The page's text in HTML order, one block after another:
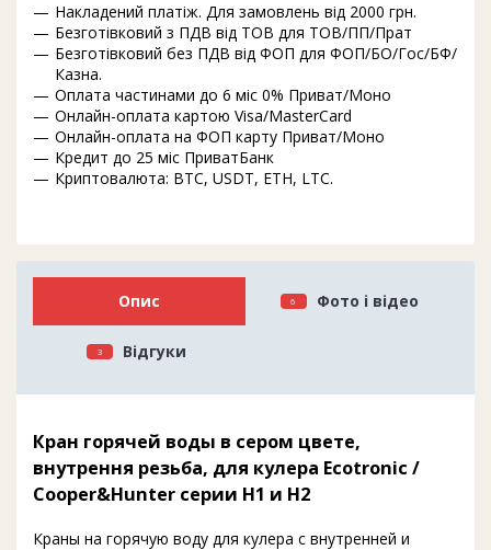
Накладений платіж. Для замовлень від 2000 грн.
Безготівковий з ПДВ від ТОВ для ТОВ/ПП/Прат
Безготівковий без ПДВ від ФОП для ФОП/БО/Гос/БФ/
Казна.
Оплата частинами до 6 міс 0% Приват/Моно
Онлайн-оплата картою Visa/MasterCard
Онлайн-оплата на ФОП карту Приват/Моно
Кредит до 25 міс ПриватБанк
Криптовалюта: BTC, USDT, ETH, LTC.
Опис 6 Фото і відео
3 Відгуки
Кран горячей воды в сером цвете,
внутрення резьба, для кулера Ecotronic /
Cooper&Hunter серии H1 и H2
Краны на горячую воду для кулера с внутренней и